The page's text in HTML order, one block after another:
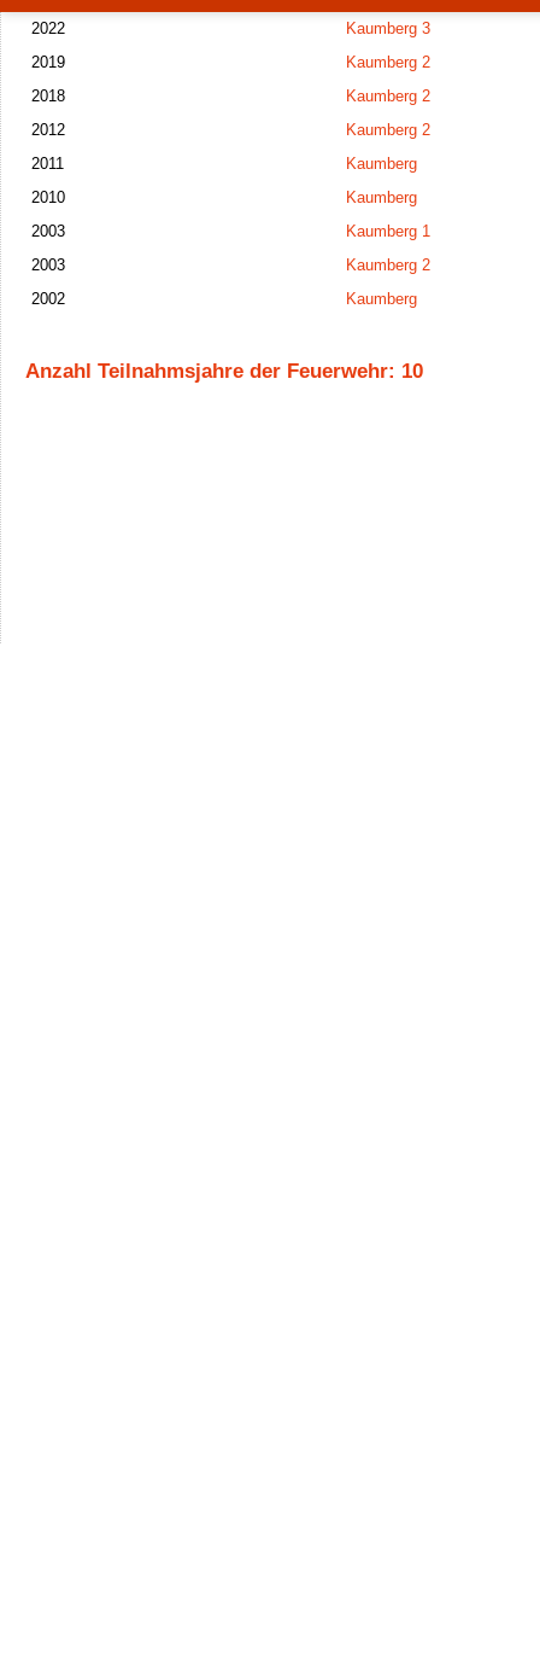
2022
Kaumberg 3
2019
Kaumberg 2
2018
Kaumberg 2
2012
Kaumberg 2
2011
Kaumberg
2010
Kaumberg
2003
Kaumberg 1
2003
Kaumberg 2
2002
Kaumberg
Anzahl Teilnahmsjahre der Feuerwehr: 10